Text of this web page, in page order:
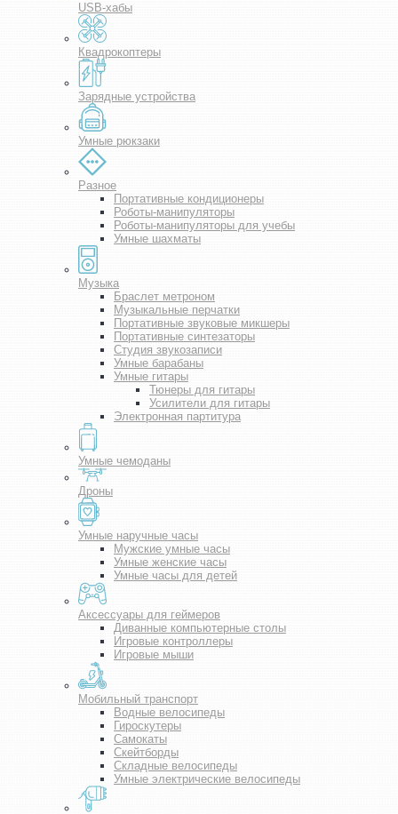
USB-хабы
Квадрокоптеры
Зарядные устройства
Умные рюкзаки
Разное
Портативные кондиционеры
Роботы-манипуляторы
Роботы-манипуляторы для учебы
Умные шахматы
Музыка
Браслет метроном
Музыкальные перчатки
Портативные звуковые микшеры
Портативные синтезаторы
Студия звукозаписи
Умные барабаны
Умные гитары
Тюнеры для гитары
Усилители для гитары
Электронная партитура
Умные чемоданы
Дроны
Умные наручные часы
Мужские умные часы
Умные женские часы
Умные часы для детей
Аксессуары для геймеров
Диванные компьютерные столы
Игровые контроллеры
Игровые мыши
Мобильный транспорт
Водные велосипеды
Гироскутеры
Самокаты
Скейтборды
Складные велосипеды
Умные электрические велосипеды